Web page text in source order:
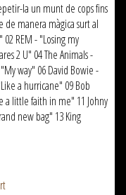
la un munt de cops fins
de manera màgica surt al
REM - "Losing my
2 U" 04 The Animals -
way" 06 David Bowie -
a hurricane" 09 Bob
a little faith in me" 11 Johny
new bag" 13 King